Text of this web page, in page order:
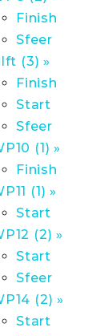
Finish
Sfeer
(3) »
Finish
Start
Sfeer
(1) »
Finish
(1) »
Start
(2) »
Start
Sfeer
(2) »
Start